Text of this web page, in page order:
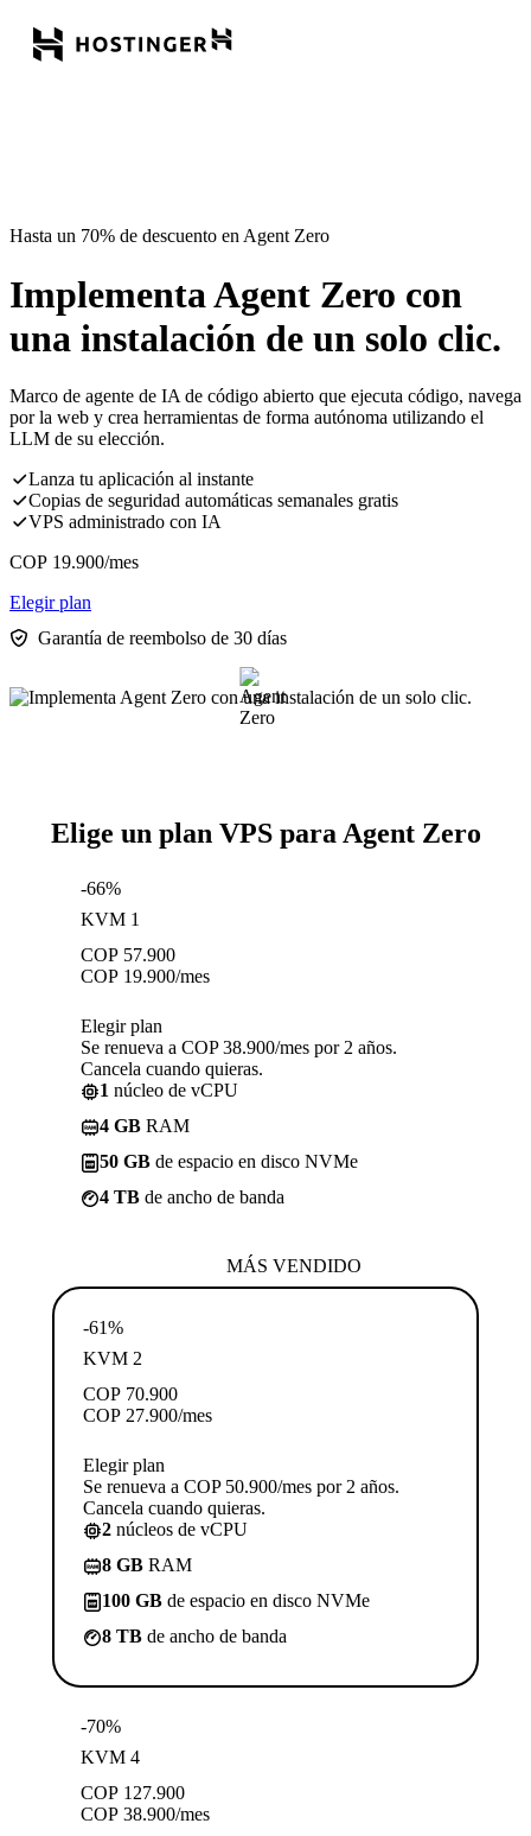
Hasta un 70% de descuento en Agent Zero
Implementa Agent Zero con
una instalación de un solo clic.
Marco de agente de IA de código abierto que ejecuta código, navega
por la web y crea herramientas de forma autónoma utilizando el
LLM de su elección.
Lanza tu aplicación al instante
Copias de seguridad automáticas semanales gratis
VPS administrado con IA
COP 19.900/mes
Elegir plan
Garantía de reembolso de 30 días
Elige un plan VPS para Agent Zero
-66%
KVM 1
COP 57.900
COP 19.900/mes
Elegir plan
Se renueva a COP 38.900/mes por 2 años.
Cancela cuando quieras.
1 núcleo de vCPU
4 GB RAM
50 GB de espacio en disco NVMe
4 TB de ancho de banda
MÁS VENDIDO
-61%
KVM 2
COP 70.900
COP 27.900/mes
Elegir plan
Se renueva a COP 50.900/mes por 2 años.
Cancela cuando quieras.
2 núcleos de vCPU
8 GB RAM
100 GB de espacio en disco NVMe
8 TB de ancho de banda
-70%
KVM 4
COP 127.900
COP 38.900/mes